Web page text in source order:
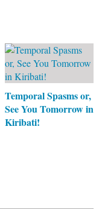
Temporal Spasms or,
See You Tomorrow in
Kiribati!